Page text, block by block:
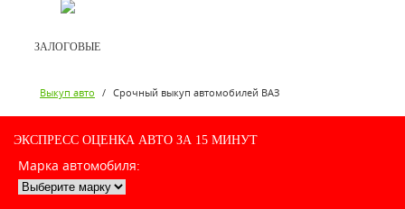
ЗАЛОГОВЫЕ
Выкуп авто / Срочный выкуп автомобилей ВАЗ
ЭКСПРЕСС ОЦЕНКА АВТО ЗА 15 МИНУТ
Марка автомобиля: